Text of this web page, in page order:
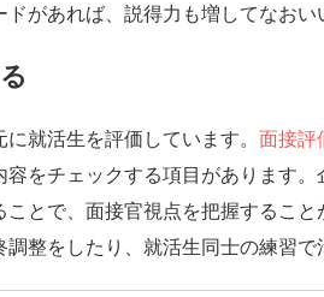
があれば、説得力も増してなおい
就活生を評価しています。 面接評
をチェックする項目があります
とで、面接官視点を把握すること
調整をしたり、就活生同士の練習で